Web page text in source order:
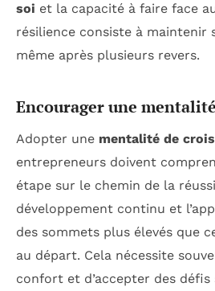
soi et la capacité à faire face
résilience consiste à maintenir
même après plusieurs revers.
Encourager une
Adopter une mentalité de
entrepreneurs doivent
étape sur le chemin de la
développement continu et
des sommets plus élevés que
au départ. Cela nécessite
confort et d’accepter des défis